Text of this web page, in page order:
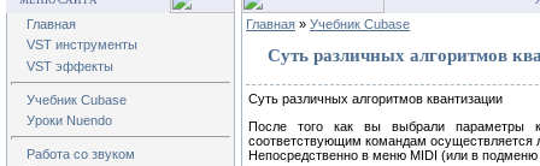
Главная
VST инструменты
VST эффекты
Учебник Cubase
Уроки Nuendo
Работа со звуком
Главная » Учебник Cubase
Суть различных алгоритмов
Суть различных алгоритмов квантизации
После того как вы выбрали параметры
соответствующим командам осуществляется
Непосредственно в меню MIDI (или в